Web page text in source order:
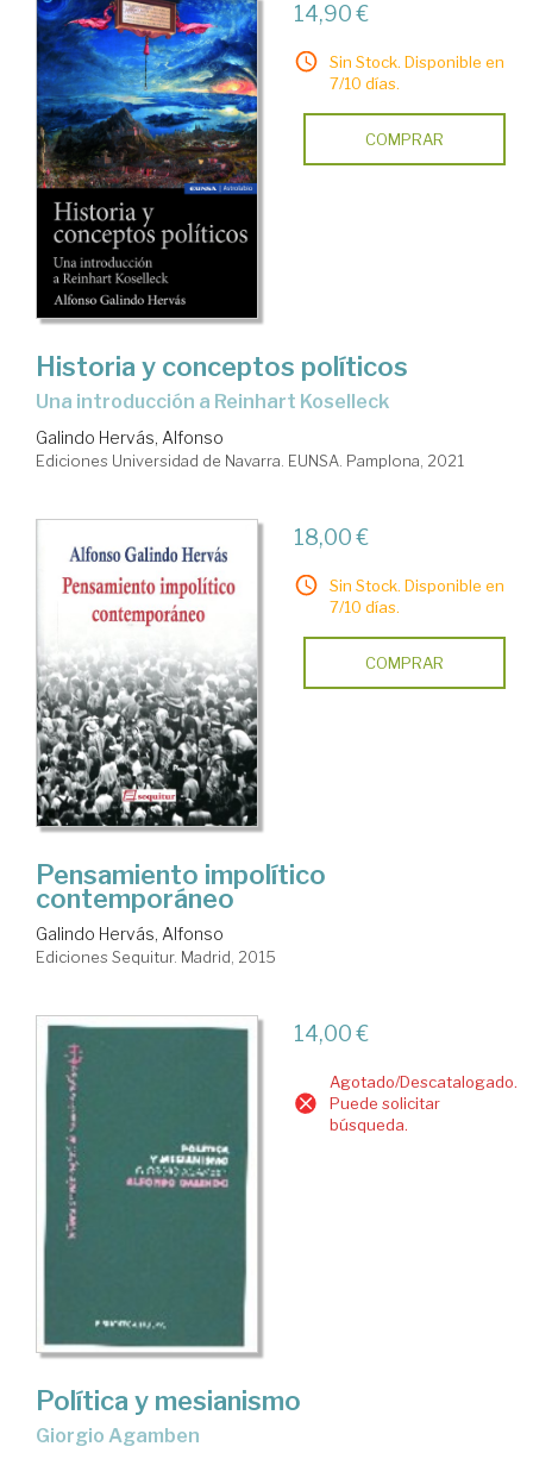
14,90 €
Sin Stock. Disponible en
7/10 días.
COMPRAR
Historia y conceptos políticos
una introducción a Reinhart Koselleck
Galindo Hervás, Alfonso
Ediciones Universidad de Navarra. EUNSA. Pamplona, 2021
18,00 €
Sin Stock. Disponible en
7/10 días.
COMPRAR
Pensamiento impolítico
contemporáneo
Galindo Hervás, Alfonso
Ediciones Sequitur. Madrid, 2015
14,00 €
Agotado/Descatalogado.
Puede solicitar
búsqueda.
Política y mesianismo
Giorgio Agamben